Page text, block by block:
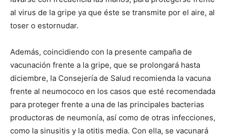
al virus de la gripe ya que éste se transmite por el aire, al
toser o estornudar.
Además, coincidiendo con la presente campaña de
vacunación frente a la gripe, que se prolongará hasta
diciembre, la Consejería de Salud recomienda la vacuna
frente al neumococo en los casos que esté recomendada
para proteger frente a una de las principales bacterias
productoras de neumonía, así como de otras infecciones,
como la sinusitis y la otitis media. Con ella, se vacunará